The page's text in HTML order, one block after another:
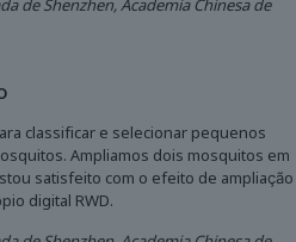
de Shenzhen, Academia Chinesa de
classificar e selecionar pequenos
Ampliamos dois mosquitos em
satisfeito com o efeito de ampliação
digital RWD.